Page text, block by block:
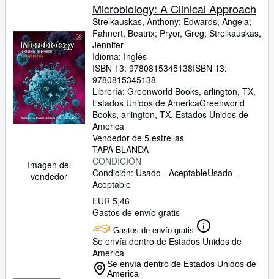
Arte y coleccionismo
Vendedores
Comenzar a vender
Ayuda
CERRAR
Imagen del
vendedor
Microbiology: A Clinical Approach
Strelkauskas, Anthony; Edwards, Angela;
Fahnert, Beatrix; Pryor, Greg; Strelkauskas,
Jennifer
Idioma: Inglés
ISBN 13: 9780815345138ISBN 13:
9780815345138
Librería: Greenworld Books, arlington, TX,
Estados Unidos de AmericaGreenworld
Books, arlington, TX, Estados Unidos de
America
Vendedor de 5 estrellas
TAPA BLANDA
CONDICIÓN
Condición: Usado - AceptableUsado -
Aceptable
EUR 5,46
Gastos de envío gratis
Gastos de envío gratis
Se envía dentro de Estados Unidos de
America
Se envía dentro de Estados Unidos de
America